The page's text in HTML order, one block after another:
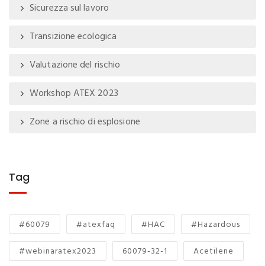
Sicurezza sul lavoro
Transizione ecologica
Valutazione del rischio
Workshop ATEX 2023
Zone a rischio di esplosione
Tag
#60079 #atexfaq #HAC
#Hazardous
#webinaratex2023
60079-32-1
Acetilene